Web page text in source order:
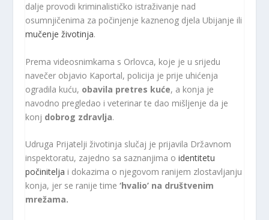
dalje provodi kriminalističko istraživanje nad
osumnjičenima za počinjenje kaznenog djela Ubijanje ili
mučenje životinja.
Prema videosnimkama s Orlovca, koje je u srijedu
navečer objavio Kaportal, policija je prije uhićenja
ogradila kuću, obavila pretres kuće, a konja je
navodno pregledao i veterinar te dao mišljenje da je
konj dobrog zdravlja.
Udruga Prijatelji životinja slučaj je prijavila Državnom
inspektoratu, zajedno sa saznanjima oidentitetu
počinitelja i dokazima o njegovom ranijem zlostavljanju
konja, jer se ranije time‘hvalio’ na društvenim
mrežama.